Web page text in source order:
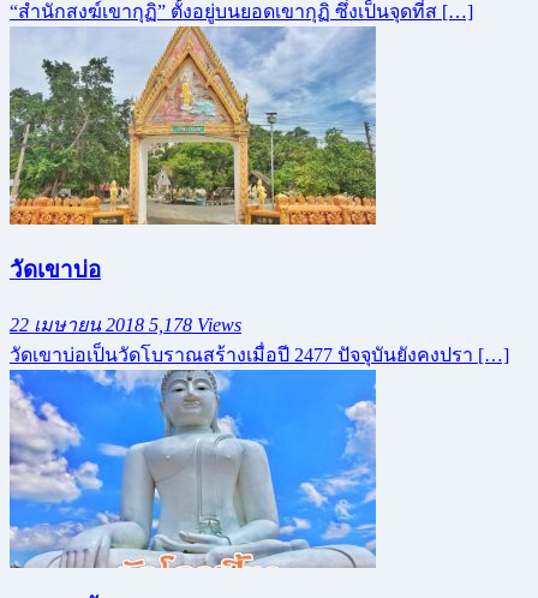
“สำนักสงฆ์เขากุฏิ” ตั้งอยู่บนยอดเขากุฏิ ซึ่งเป็นจุดที่ส […]
วัดเขาบ่อ
22 เมษายน 2018 5,178 Views
วัดเขาบ่อเป็นวัดโบราณสร้างเมื่อปี 2477 ปัจจุบันยังคงปรา […]